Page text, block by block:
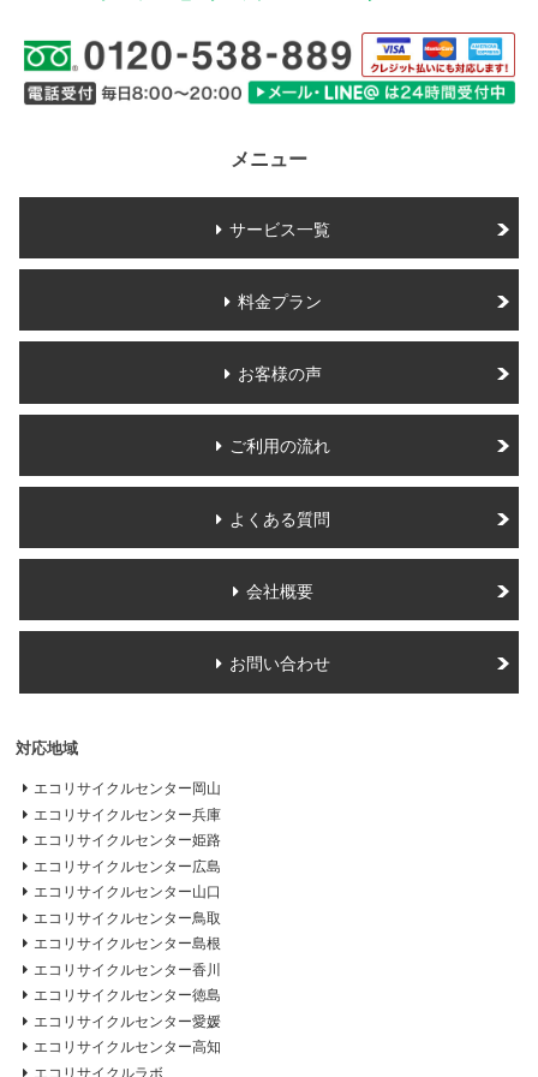
メニュー
サービス一覧
料金プラン
お客様の声
ご利用の流れ
よくある質問
会社概要
お問い合わせ
対応地域
エコリサイクルセンター岡山
エコリサイクルセンター兵庫
エコリサイクルセンター姫路
エコリサイクルセンター広島
エコリサイクルセンター山口
エコリサイクルセンター鳥取
エコリサイクルセンター島根
エコリサイクルセンター香川
エコリサイクルセンター徳島
エコリサイクルセンター愛媛
エコリサイクルセンター高知
エコリサイクルラボ